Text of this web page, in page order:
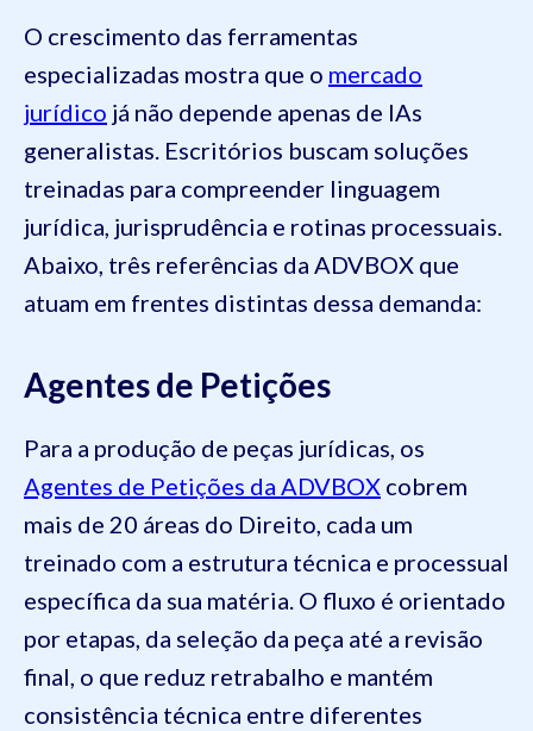
O crescimento das ferramentas
especializadas mostra que o mercado
jurídico já não depende apenas de IAs
generalistas. Escritórios buscam soluções
treinadas para compreender linguagem
jurídica, jurisprudência e rotinas processuais.
Abaixo, três referências da ADVBOX que
atuam em frentes distintas dessa demanda:
Agentes de Petições
Para a produção de peças jurídicas, os
Agentes de Petições da ADVBOX cobrem
mais de 20 áreas do Direito, cada um
treinado com a estrutura técnica e processual
específica da sua matéria. O fluxo é orientado
por etapas, da seleção da peça até a revisão
final, o que reduz retrabalho e mantém
consistência técnica entre diferentes